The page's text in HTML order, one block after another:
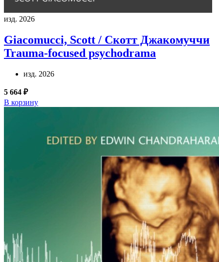
изд. 2026
Giacomucci, Scott / Скотт Джакомуччи
Trauma-focused psychodrama
изд. 2026
5 664 ₽
В корзину